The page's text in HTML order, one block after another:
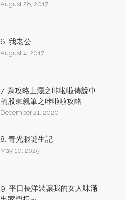
August 28, 2017
6. 我老公
August 4, 2017
7. 寫攻略上癮之咔啦啦傳說中
的股東親筆之咔啦啦攻略
December 21, 2020
8. 青光眼誕生記
May 10, 2025
9. 平口長洋裝讓我的女人味滿